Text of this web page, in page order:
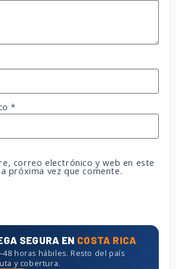
*
correo electrónico y web en este
próxima vez que comente.
SEGURA EN COSTA RICA
horas hábiles. Resto del país
y cobertura.